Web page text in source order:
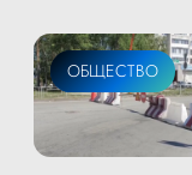
ЖКХ
ОБЩЕСТВО